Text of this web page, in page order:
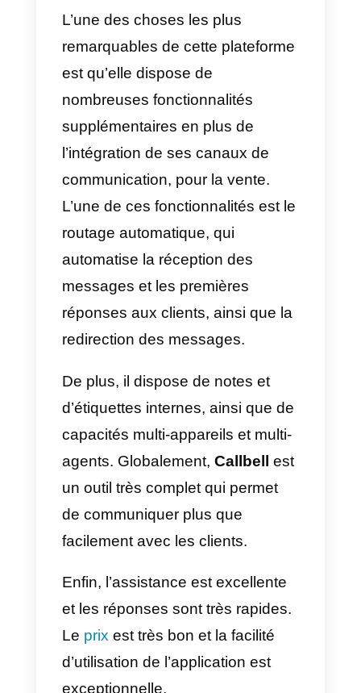
Cet outil est extrêmement
intéressant car il optimise le
marketing par courriel. S’adapter
aux directives actuelles et
améliorer la délivrabilité des
messages. En outre, il ajoute
certaines fonctionnalités
supplémentaires telles que les
réseaux sociaux, les appels et la
personnalisation.
En ce qui concerne le prix, nous
pouvons constater que l’outil a
coût légèrement élevé et que
nous pouvons peut-être obtenir
quelque chose de mieux pour
peu. Nous avons également
constaté que le service clientèle
est un peu médiocre, vous devez